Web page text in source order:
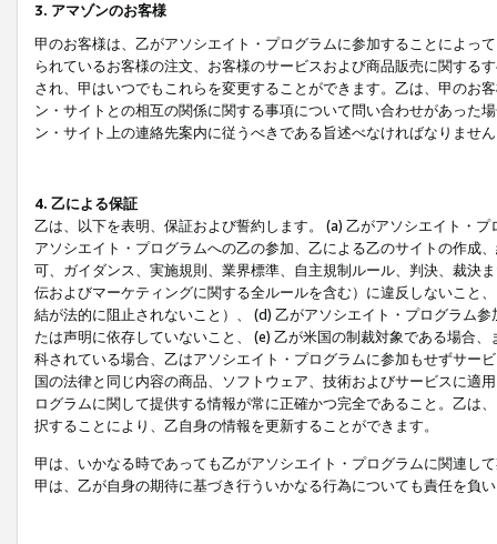
3. アマゾンのお客様
甲のお客様は、乙がアソシエイト・プログラムに参加することによっ
られているお客様の注文、お客様のサービスおよび商品販売に関する
され、甲はいつでもこれらを変更することができます。乙は、甲のお
ン・サイトとの相互の関係に関する事項について問い合わせがあった
ン・サイト上の連絡先案内に従うべきである旨述べなければなりませ
4. 乙による保証
乙は、以下を表明、保証および誓約します。 (a) 乙がアソシエイト・
アソシエイト・プログラムへの乙の参加、乙による乙のサイトの作成
可、ガイダンス、実施規則、業界標準、自主規制ルール、判決、裁決
伝およびマーケティングに関する全ルールを含む）に違反しないこと
結が法的に阻止されないこと）、 (d) 乙がアソシエイト・プログラム
たは声明に依存していないこと、 (e) 乙が米国の制裁対象である場合
科されている場合、乙はアソシエイト・プログラムに参加もせずサー
国の法律と同じ内容の商品、ソフトウェア、技術およびサービスに適
ログラムに関して提供する情報が常に正確かつ完全であること。乙は
択することにより、乙自身の情報を更新することができます。
甲は、いかなる時であっても乙がアソシエイト・プログラムに関連し
甲は、乙が自身の期待に基づき行ういかなる行為についても責任を負